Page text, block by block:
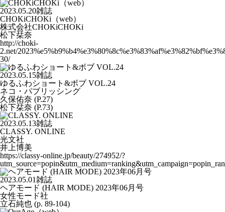
2023.05.20雑誌
CHOKiCHOKi（web）
株式会社CHOKiCHOKi
松下栞奈
http://choki-
2.net/
30/
2023.05.15雑誌
ゆるふわショート&ボブ VOL.24
ネコ・パブリッシング
久保佑奈 (P.27)
松下栞奈 (P.73)
2023.05.13雑誌
CLASSY. ONLINE
光文社
井上博美
https://classy-online.jp/beauty/274952/?
2023.05.01雑誌
ヘアモード (HAIR MODE) 2023年06月号
女性モード社
立石純也 (p. 89-104)